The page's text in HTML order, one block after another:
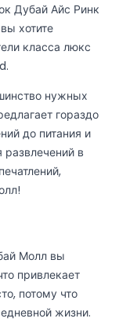
Дубай Айс Ринк
хотите
класса люкс
нужных
гораздо
до питания и
в
Молл вы
привлекает
потому что
жизни.